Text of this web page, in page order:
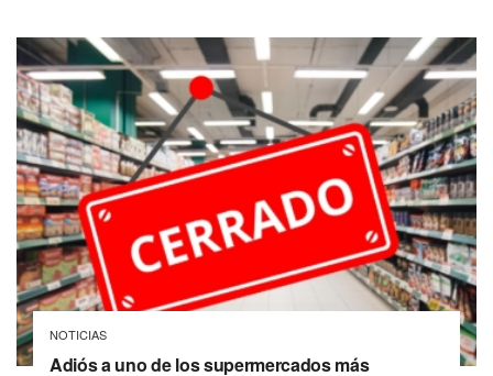
NOTICIAS
Adiós a uno de los supermercados más